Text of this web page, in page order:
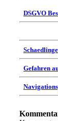
DSGVO
Gefahren